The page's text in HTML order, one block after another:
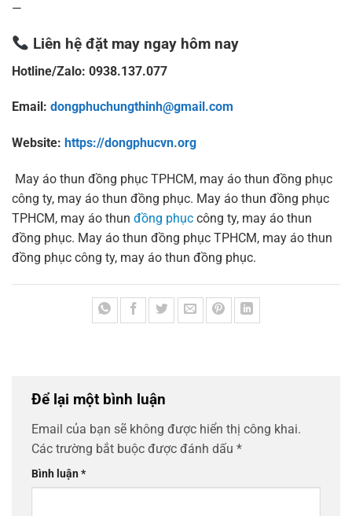
—
Liên hệ đặt may ngay hôm nay
Hotline/Zalo: 0938.137.077
Email: dongphuchungthinh@gmail.com
Website: https://dongphucvn.org
May áo thun đồng phục TPHCM, may áo thun đồng phục
công ty, may áo thun đồng phục. May áo thun đồng phục
TPHCM, may áo thun đồng phục công ty, may áo thun
đồng phục. May áo thun đồng phục TPHCM, may áo thun
đồng phục công ty, may áo thun đồng phục.
Để lại một bình luận
Email của bạn sẽ không được hiển thị công khai.
Các trường bắt buộc được đánh dấu *
Bình luận*